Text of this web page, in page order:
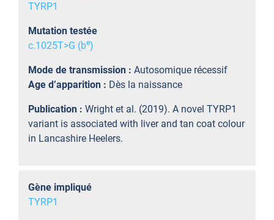
TYRP1
Mutation testée
c.1025T>G (be)
Mode de transmission : Autosomique récessif
Age d’apparition : Dès la naissance
Publication : Wright et al. (2019). A novel TYRP1
variant is associated with liver and tan coat colour
in Lancashire Heelers.
Gène impliqué
TYRP1